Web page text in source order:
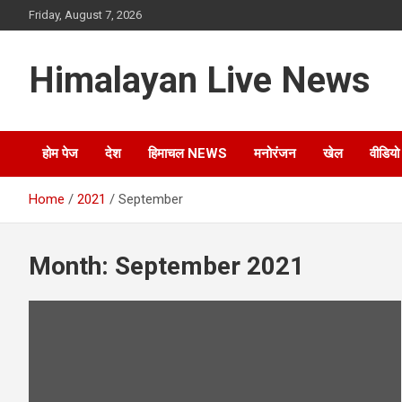
Friday, August 7, 2026
Himalayan Live News
होम पेज देश हिमाचल NEWS मनोरंजन खेल वीडियो
Home 2021 September
Month: September 2021